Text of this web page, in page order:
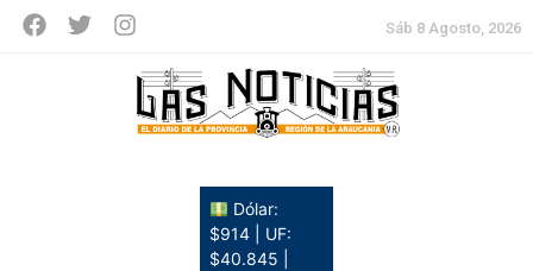
Sáb 8 Agosto, 2026
Dólar:
$914 | UF:
$40.845 |